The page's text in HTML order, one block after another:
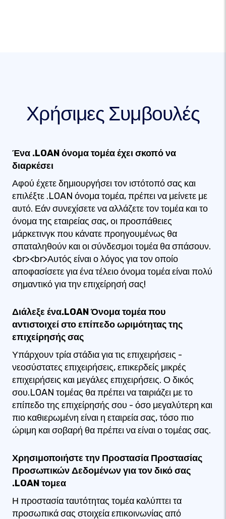
Χρήσιμες Συμβουλές
Ένα .LOAN όνομα τομέα έχει σκοπό να
διαρκέσει
Αφού έχετε δημιουργήσει τον ιστότοπό σας και
επιλέξτε .LOAN όνομα τομέα, πρέπει να μείνετε με
αυτό. Εάν συνεχίσετε να αλλάζετε τον τομέα και το
όνομα της εταιρείας σας, οι προσπάθειες
μάρκετινγκ που κάνατε προηγουμένως θα
σπαταληθούν και οι σύνδεσμοι τομέα θα σπάσουν.
<br><br>Αυτός είναι ο λόγος για τον οποίο
αποφασίσετε για ένα τέλειο όνομα τομέα είναι πολύ
σημαντικό για την επιχείρησή σας!
Διάλεξε ένα.LOAN Όνομα τομέα που
αντιστοιχεί στο επίπεδο ωριμότητας της
επιχείρησής σας
Υπάρχουν τρία στάδια για τις επιχειρήσεις -
νεοσύστατες επιχειρήσεις, επικερδείς μικρές
επιχειρήσεις και μεγάλες επιχειρήσεις. Ο δικός
σου.LOAN τομέας θα πρέπει να ταιριάζει με το
επίπεδο της επιχείρησής σου - όσο μεγαλύτερη και
πιο καθιερωμένη είναι η εταιρεία σας, τόσο πιο
ώριμη και σοβαρή θα πρέπει να είναι ο τομέας σας.
Χρησιμοποιήστε την Προστασία Προστασίας
Προσωπικών Δεδομένων για τον δικό σας
.LOAN τομεα
Η προστασία ταυτότητας τομέα καλύπτει τα
προσωπικά σας στοιχεία επικοινωνίας από